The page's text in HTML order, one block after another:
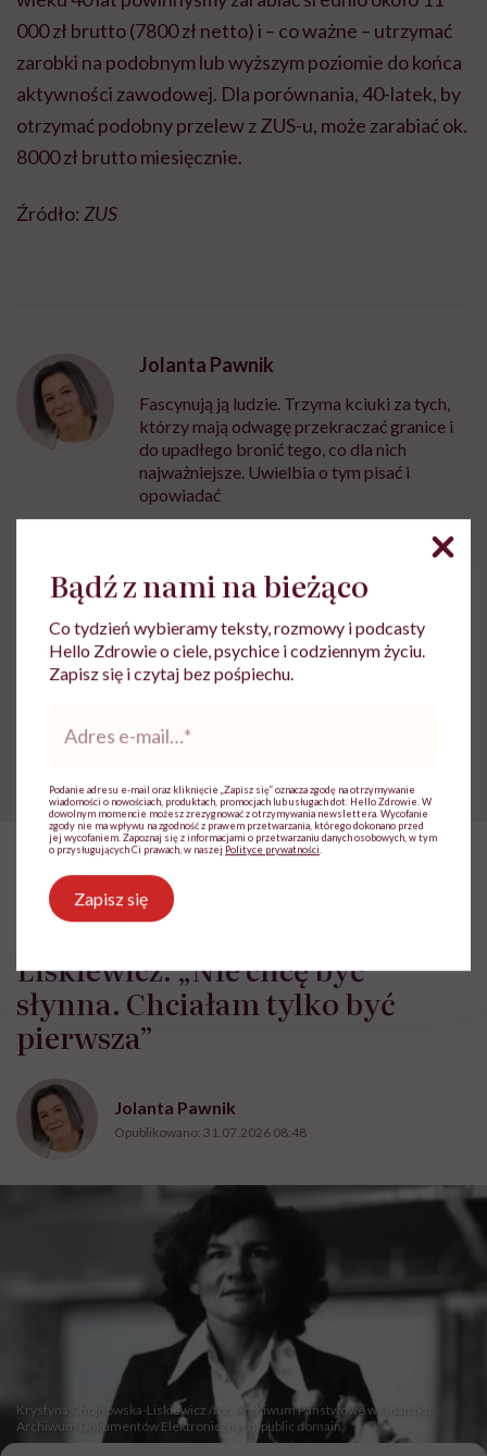
000 zł brutto (7800 zł netto) i – co ważne – utrzymać
zarobki na podobnym lub wyższym poziomie do końca
aktywności zawodowej. Dla porównania, 40-latek, by
otrzymać podobny przelew z ZUS-u, może zarabiać ok.
8000 zł brutto miesięcznie.
Źródło: ZUS
Jolanta Pawnik
Fascynują ją ludzie. Trzyma kciuki za tych,
którzy mają odwagę przekraczać granice i
do upadłego bronić tego, co dla nich
najważniejsze. Uwielbia o tym pisać i
opowiadać
dyskryminacja kobiet
HelloZdrowie: Życie
Krystyna Chojnowska-
Liskiewicz: „Nie chcę być
słynna. Chciałam tylko być
pierwsza”
Jolanta Pawnik
Opublikowano: 31.07.2026 08:48
Krystyna Chojnowska-Liskiewicz /fot. Archiwum Państwowe w Gdańsku,
Archiwum Dokumentów Elektronicznych, public domain
Bądź z nami na bieżąco
Co tydzień wybieramy teksty, rozmowy i podcasty
Hello Zdrowie o ciele, psychice i codziennym życiu.
Zapisz się i czytaj bez pośpiechu.
*
Podanie adresu e-mail oraz kliknięcie „Zapisz się” oznacza zgodę na otrzymywanie
wiadomości o nowościach, produktach, promocjach lub usługach dot. Hello Zdrowie. W
dowolnym momencie możesz zrezygnować z otrzymywania newslettera. Wycofanie
zgody nie ma wpływu na zgodność z prawem przetwarzania, którego dokonano przed
jej wycofaniem. Zapoznaj się z informacjami o przetwarzaniu danych osobowych, w tym
o przysługujących Ci prawach, w naszej Polityce prywatności
Zapisz się